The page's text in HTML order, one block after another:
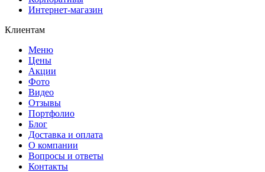
Интернет-магазин
Клиентам
Меню
Цены
Акции
Фото
Видео
Отзывы
Портфолио
Блог
Доставка и оплата
О компании
Вопросы и ответы
Контакты